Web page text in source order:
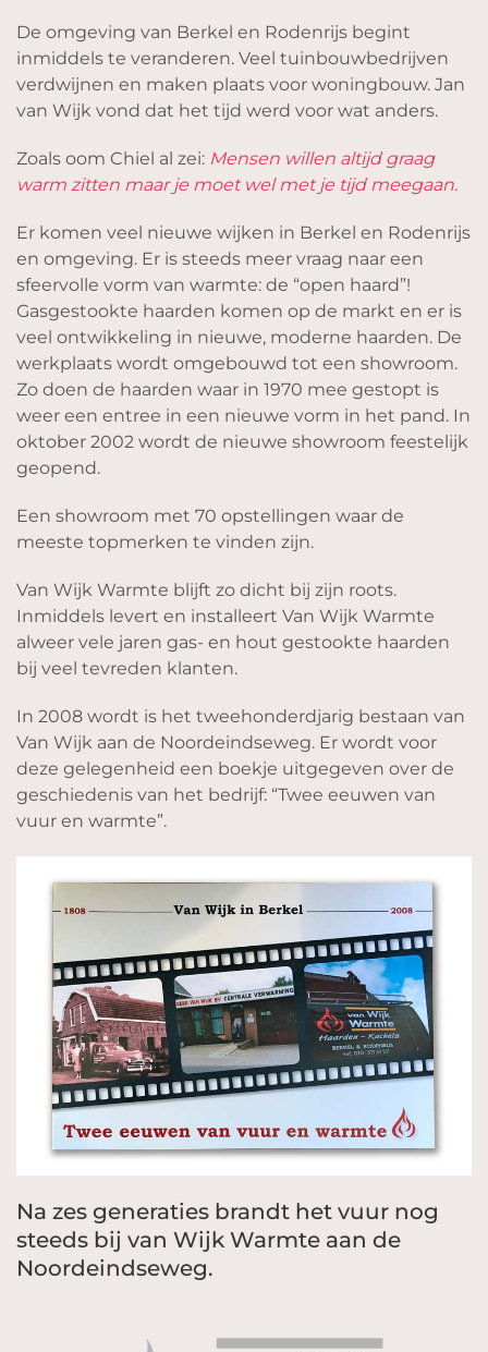
De omgeving van Berkel en Rodenrijs begint
inmiddels te veranderen. Veel tuinbouwbedrijven
verdwijnen en maken plaats voor woningbouw. Jan
van Wijk vond dat het tijd werd voor wat anders.
Zoals oom Chiel al zei: Mensen willen altijd graag
warm zitten maar je moet wel met je tijd meegaan.
Er komen veel nieuwe wijken in Berkel en Rodenrijs
en omgeving. Er is steeds meer vraag naar een
sfeervolle vorm van warmte: de “open haard”!
Gasgestookte haarden komen op de markt en er is
veel ontwikkeling in nieuwe, moderne haarden. De
werkplaats wordt omgebouwd tot een showroom.
Zo doen de haarden waar in 1970 mee gestopt is
weer een entree in een nieuwe vorm in het pand. In
oktober 2002 wordt de nieuwe showroom feestelijk
geopend.
Een showroom met 70 opstellingen waar de
meeste topmerken te vinden zijn.
Van Wijk Warmte blijft zo dicht bij zijn roots.
Inmiddels levert en installeert Van Wijk Warmte
alweer vele jaren gas- en hout gestookte haarden
bij veel tevreden klanten.
In 2008 wordt is het tweehonderdjarig bestaan van
Van Wijk aan de Noordeindseweg. Er wordt voor
deze gelegenheid een boekje uitgegeven over de
geschiedenis van het bedrijf: “Twee eeuwen van
vuur en warmte”.
Na zes generaties brandt het vuur nog
steeds bij van Wijk Warmte aan de
Noordeindseweg.